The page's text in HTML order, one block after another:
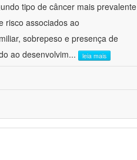
tipo de câncer mais prevalente
risco associados ao
sobrepeso e presença de
ao desenvolvim... leia mais